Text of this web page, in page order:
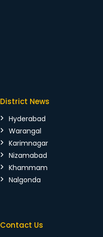
District News
Hyderabad
Warangal
Karimnagar
Nizamabad
Khammam
Nalgonda
Contact Us